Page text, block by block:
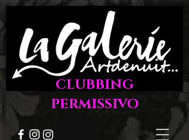
CLUBBING
PERMISSIVO